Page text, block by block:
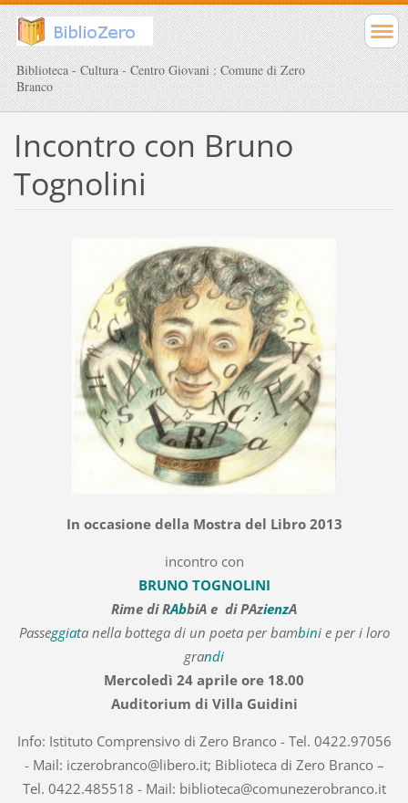
Biblioteca - Cultura - Centro Giovani : Comune di Zero
Branco
Incontro con Bruno
Tognolini
In occasione della Mostra del Libro 2013
incontro con
BRUNO TOGNOLINI
Rime di RAbbiA e di PAzienzA
Passeggiata nella bottega di un poeta per bambini e per i loro
grandi
Mercoledì 24 aprile ore 18.00
Auditorium di Villa Guidini
Info: Istituto Comprensivo di Zero Branco - Tel. 0422.97056
- Mail: iczerobranco@libero.it; Biblioteca di Zero Branco –
Tel. 0422.485518 - Mail: biblioteca@comunezerobranco.it